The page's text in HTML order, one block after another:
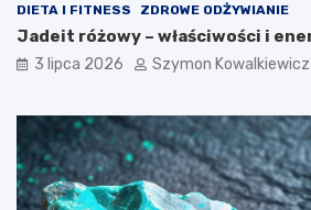
DIETA I FITNESS ZDROWE ODŻYWIANIE
Jadeit różowy – właściwości i
3 lipca 2026 Szymon Kowalkiewicz